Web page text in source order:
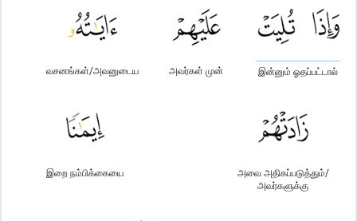
இன்னும் ஓதப்பட்டால்
அவர்கள் முன்
வசனங்கள்/அவனுடைய
அவை அதிகப்படுத்தும்/
அவர்களுக்கு
இறை நம்பிக்கையை